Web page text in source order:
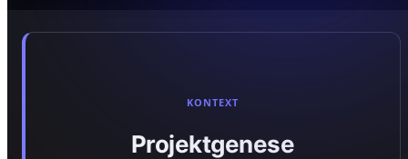
KONTEXT
Projektgenese